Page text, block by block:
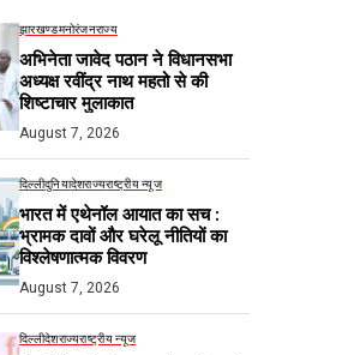
झारखण्डमनोरंजनराज्य
अभिनेता जावेद पठान ने विधानसभा
अध्यक्ष रवींद्र नाथ महतो से की
शिष्टाचार मुलाकात
August 7, 2026
दिल्लीदुनियादेशराज्यराष्ट्रीय न्यूज
भारत में एथेनॉल आयात का सच :
भ्रामक दावों और घरेलू नीतियों का
विश्लेषणात्मक विवरण
August 7, 2026
दिल्लीदेशराज्यराष्ट्रीय न्यूज